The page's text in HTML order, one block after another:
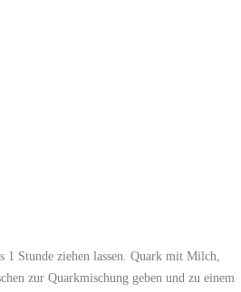
1 Stunde ziehen lassen. Quark mit Milch,
zur Quarkmischung geben und zu einem